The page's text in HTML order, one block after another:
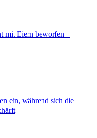
mit Eiern beworfen –
ein, während sich die